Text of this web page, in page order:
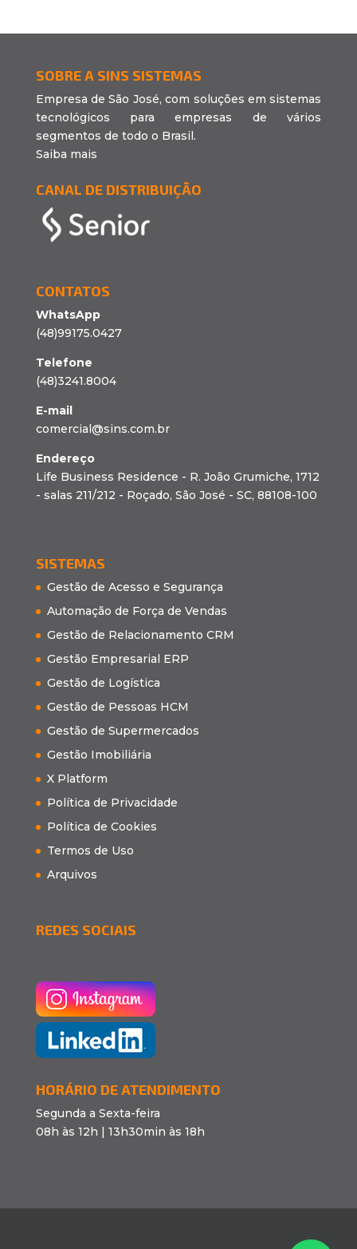
SOBRE A SINS SISTEMAS
Empresa de São José, com soluções em sistemas
tecnológicos para empresas de vários
segmentos de todo o Brasil.
Saiba mais
CANAL DE DISTRIBUIÇÃO
CONTATOS
WhatsApp
(48)99175.0427
Telefone
(48)3241.8004
E-mail
comercial@sins.com.br
Endereço
Life Business Residence - R. João Grumiche, 1712
- salas 211/212 - Roçado, São José - SC, 88108-100
SISTEMAS
Gestão de Acesso e Segurança
Automação de Força de Vendas
Gestão de Relacionamento CRM
Gestão Empresarial ERP
Gestão de Logística
Gestão de Pessoas HCM
Gestão de Supermercados
Gestão Imobiliária
X Platform
Política de Privacidade
Política de Cookies
Termos de Uso
Arquivos
REDES SOCIAIS
HORÁRIO DE ATENDIMENTO
Segunda a Sexta-feira
08h às 12h | 13h30min às 18h